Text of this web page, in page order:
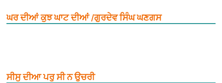
ਘਰ ਦੀਆਂ ਕੁਝ ਘਾਟ ਦੀਆਂ /ਗੁਰਦੇਵ ਸਿੰਘ ਘਣਗਸ
ਸੀਸੁ ਦੀਆ ਪਰੁ ਸੀ ਨ ਉਚਰੀ